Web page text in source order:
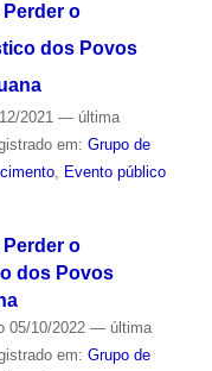
o
dos Povos
2021 — última
em: Grupo de
, Evento público
o
dos Povos
05/10/2022 — última
em: Grupo de